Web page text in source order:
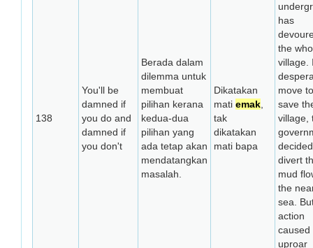
138
You'll be
damned if
you do and
damned if
you don't
Berada dalam
dilemma untuk
membuat
pilihan kerana
kedua-dua
pilihan yang
ada tetap akan
mendatangkan
masalah.
Dikatakan
mati emak
tak
dikatakan
mati bapa
has
the
village.
move to
save
village,
divert
mud
the
sea.
action
caused
uproar